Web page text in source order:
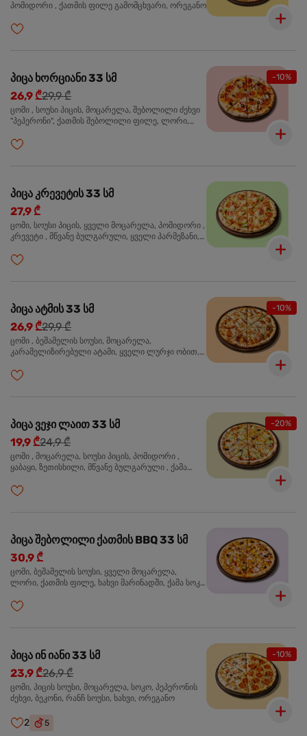
პომიდორი , ქათმის ფილე გამომცხვარი, ორეგანო
-10%
პიცა ხორციანი 33 სმ
26,9 ₾29,9 ₾
ცომი , სოუსი პიცის, მოცარელა, შებოლილი ძეხვი
"პეპერონი", ქათმის შებოლილი ფილე, ლორი,
პიცა კრევეტის 33 სმ
27,9 ₾
ცომი, სოუსი პიცის, ყველი მოცარელა, პომიდორი ,
კრევეტი , მწვანე ბულგარული, ყველი პარმეზანი,
-10%
პიცა ატმის 33 სმ
26,9 ₾29,9 ₾
ცომი , ბეშამელის სოუსი, მოცარელა,
კარამელიზირებული ატამი, ყველი ლურჯი ობით,
-20%
პიცა ვეჯი ლაით 33 სმ
19,9 ₾24,9 ₾
ცომი , მოცარელა, სოუსი პიცის, პომიდორი ,
ყაბაყი, ზეთისხილი, მწვანე ბულგარული , ქამა
პიცა შებოლილი ქათმის BBQ 33 სმ
30,9 ₾
ცომი, ბეშამელის სოუსი, ყველი მოცარელა,
ლორი, ქათმის ფილე, ხახვი მარინადში, ქამა სოკო
-10%
პიცა ინ იანი 33 სმ
23,9 ₾26,9 ₾
ცომი, პიცის სოუსი, მოცარელა, სოკო, პეპერონის
ძეხვი, ბეკონი, რანჩ სოუსი, ხახვი, ორეგანო
2 5